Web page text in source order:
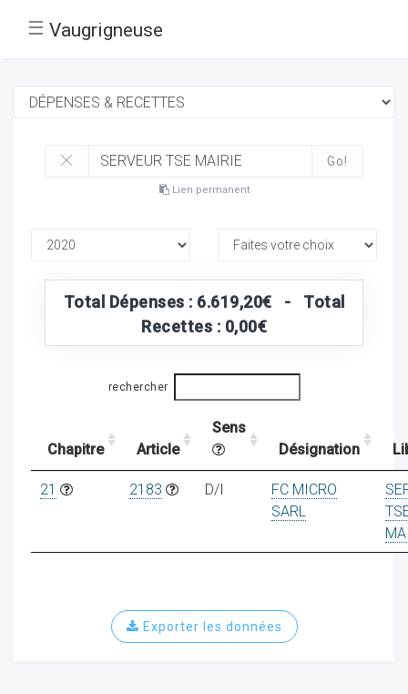
☰ Vaugrigneuse
Go!
Lien permanent
Total Dépenses : 6.619,20€ - Total
Recettes : 0,00€
rechercher
Chapitre Article
Sens
Désignation
21 2183 D/I
FC MICRO
SARL
Exporter les données